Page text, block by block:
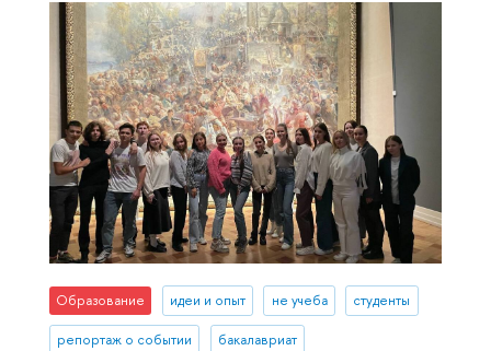
Образование идеи и опыт не учеба студенты
репортаж о событии бакалавриат